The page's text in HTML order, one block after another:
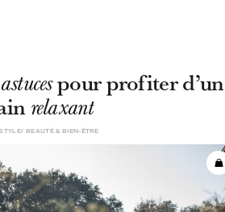
astucespour profiter d’un
relaxant
BEAUTÉ & BIEN-ÊTRE